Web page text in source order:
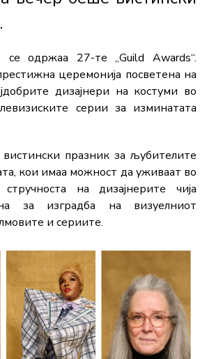
одржаа 27-те „Guild Awards“.
церемонија посветена на
дизајнери на костуми во
серии за изминатата
празник за љубителите
кои имаа можност да уживаат во
на дизајнерите чија
за изградба на визуелниот
и сериите.